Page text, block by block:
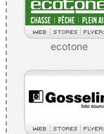
ecotone